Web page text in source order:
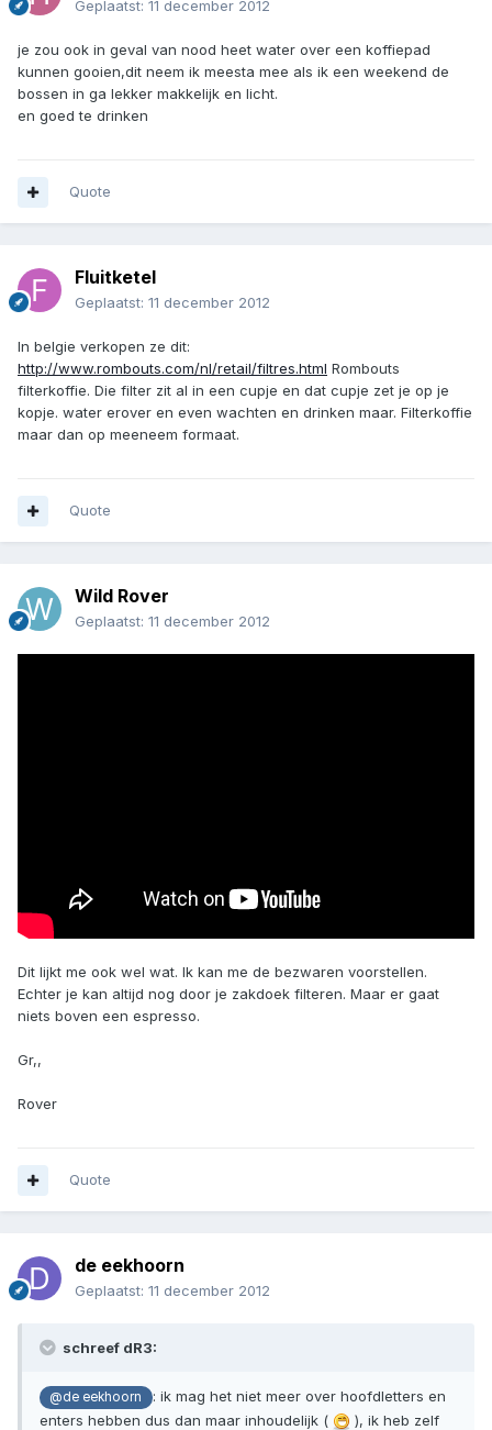
Geplaatst: 11 december 2012
je zou ook in geval van nood heet water over een koffiepad
kunnen gooien,dit neem ik meesta mee als ik een weekend de
bossen in ga lekker makkelijk en licht.
en goed te drinken
Quote
Fluitketel
Geplaatst: 11 december 2012
In belgie verkopen ze dit:
http://www.rombouts.com/nl/retail/filtres.html Rombouts
filterkoffie. Die filter zit al in een cupje en dat cupje zet je op je
kopje. water erover en even wachten en drinken maar. Filterkoffie
maar dan op meeneem formaat.
Quote
Wild Rover
Geplaatst: 11 december 2012
Dit lijkt me ook wel wat. Ik kan me de bezwaren voorstellen.
Echter je kan altijd nog door je zakdoek filteren. Maar er gaat
niets boven een espresso.
Gr,,
Rover
Quote
de eekhoorn
Geplaatst: 11 december 2012
schreef dR3:
@de eekhoorn
: ik mag het niet meer over hoofdletters en
enters hebben dus dan maar inhoudelijk (
), ik heb zelf